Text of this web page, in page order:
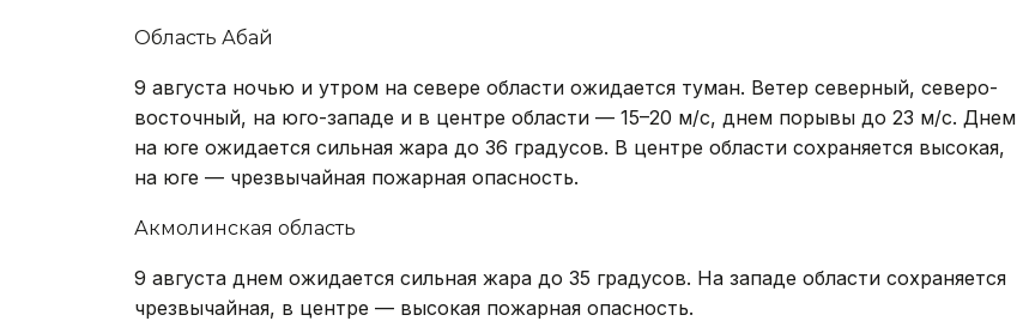
Область Абай
9 августа ночью и утром на севере области ожидается туман. Ветер северный, северо-
восточный, на юго-западе и в центре области — 15–20 м/с, днем порывы до 23 м/с. Днем
на юге ожидается сильная жара до 36 градусов. В центре области сохраняется высокая,
на юге — чрезвычайная пожарная опасность.
Акмолинская область
9 августа днем ожидается сильная жара до 35 градусов. На западе области сохраняется
чрезвычайная, в центре — высокая пожарная опасность.